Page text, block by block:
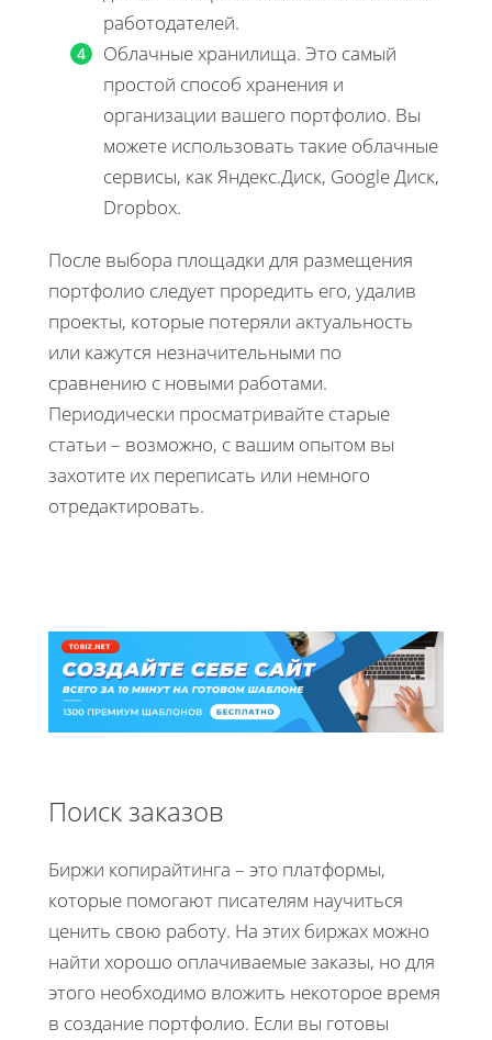
работодателей.
Облачные хранилища. Это самый
простой способ хранения и
организации вашего портфолио. Вы
можете использовать такие облачные
сервисы, как Яндекс.Диск, Google Диск,
Dropbox.
После выбора площадки для размещения
портфолио следует проредить его, удалив
проекты, которые потеряли актуальность
или кажутся незначительными по
сравнению с новыми работами.
Периодически просматривайте старые
статьи – возможно, с вашим опытом вы
захотите их переписать или немного
отредактировать.
Поиск заказов
Биржи копирайтинга – это платформы,
которые помогают писателям научиться
ценить свою работу. На этих биржах можно
найти хорошо оплачиваемые заказы, но для
этого необходимо вложить некоторое время
в создание портфолио. Если вы готовы